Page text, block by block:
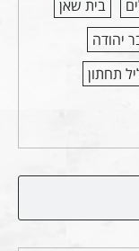
בית שאן
יהודה
תחתון